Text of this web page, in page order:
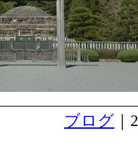
ブログ